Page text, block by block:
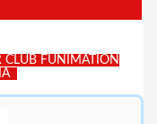
CLUB FUNIMATION